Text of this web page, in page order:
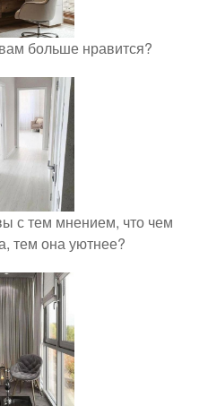
больше нравится?
с тем мнением, что чем
тем она уютнее?